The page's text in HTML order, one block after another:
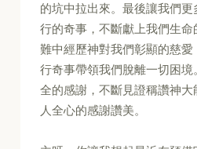
的坑中拉出來。最後讓我們
行的奇事，不斷獻上我們生
難中經歷神對我們彰顯的慈
行奇事帶領我們脫離一切困
全的感謝，不斷見證稱讚神
人全心的感謝讚美。